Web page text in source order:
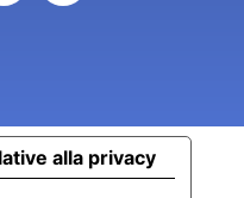
alla privacy